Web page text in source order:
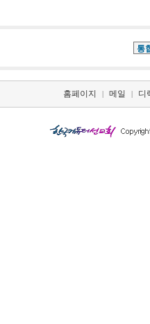
홈페이지 | 메일 | 디